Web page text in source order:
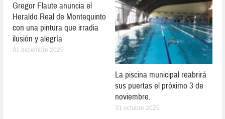
Gregor Flaute anuncia el
Heraldo Real de Montequinto
con una pintura que irradia
ilusión y alegría
01 diciembre 2025
La piscina municipal reabrirá
sus puertas el próximo 3 de
noviembre.
31 octubre 2025